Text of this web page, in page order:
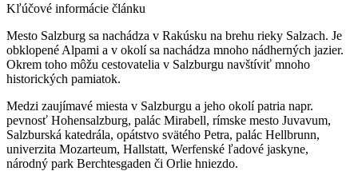
Kľúčové informácie článku
Mesto Salzburg sa nachádza v Rakúsku na brehu rieky Salzach. Je
obklopené Alpami a v okolí sa nachádza mnoho nádherných jazier.
Okrem toho môžu cestovatelia v Salzburgu navštíviť mnoho
historických pamiatok.
Medzi zaujímavé miesta v Salzburgu a jeho okolí patria napr.
pevnosť Hohensalzburg, palác Mirabell, rímske mesto Juvavum,
Salzburská katedrála, opátstvo svätého Petra, palác Hellbrunn,
univerzita Mozarteum, Hallstatt, Werfenské ľadové jaskyne,
národný park Berchtesgaden či Orlie hniezdo.